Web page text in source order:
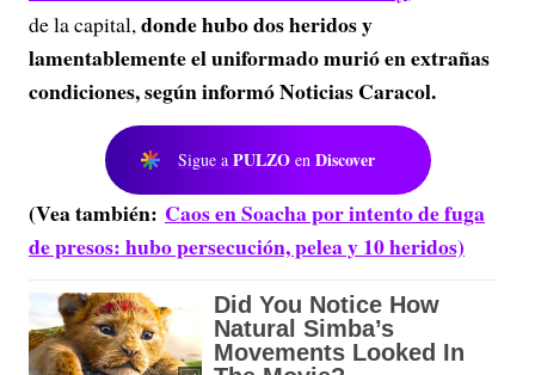
de la capital,donde hubo dos heridos y
lamentablemente el uniformado murió en extrañas
condiciones, según informó Noticias Caracol.
Sigue a PULZO en Discover
(Vea también: Caos en Soacha por intento de fuga
de presos: hubo persecución, pelea y 10 heridos)